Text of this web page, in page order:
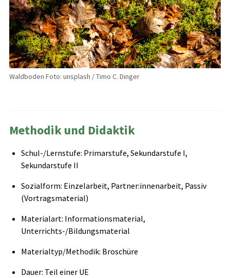
Waldboden Foto: unsplash / Timo C. Dinger
Methodik und Didaktik
Schul-/Lernstufe: Primarstufe, Sekundarstufe I,
Sekundarstufe II
Sozialform: Einzelarbeit, Partner:innenarbeit, Passiv
(Vortragsmaterial)
Materialart: Informationsmaterial,
Unterrichts-/Bildungsmaterial
Materialtyp/Methodik: Broschüre
Dauer: Teil einer UE